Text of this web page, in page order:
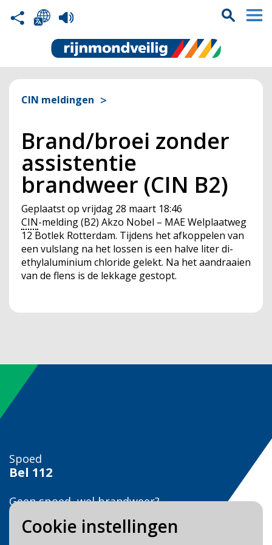
Cookie instellingen
CIN meldingen
Brand/broei zonder
assistentie
brandweer (CIN B2)
Geplaatst op vrijdag 28 maart 18:46
CIN-melding (B2) Akzo Nobel – MAE Welplaatweg
12 Botlek Rotterdam. Tijdens het afkoppelen van
een vulslang na het lossen is een halve liter di-
ethylaluminium chloride gelekt. Na het aandraaien
van de flens is de lekkage gestopt.
Spoed
Bel 112
Geen spoed, wel brandweer?
Bel